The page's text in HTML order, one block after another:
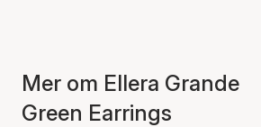
Mer om Ellera Grande
Green Earrings